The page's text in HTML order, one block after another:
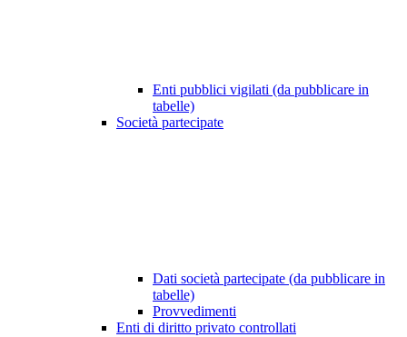
Enti pubblici vigilati (da pubblicare in
tabelle)
Società partecipate
Dati società partecipate (da pubblicare in
tabelle)
Provvedimenti
Enti di diritto privato controllati